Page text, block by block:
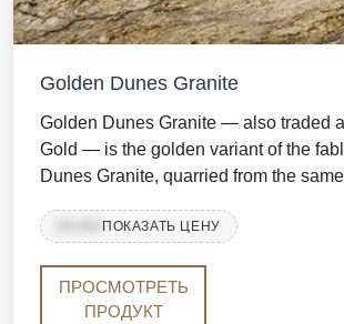
Golden Dunes Granite
Golden Dunes Granite — also traded
Gold — is the golden variant of the
Dunes Granite, quarried from the
across the slab like windblown desert
streaks. With its warm palette and
movement, it brings the luxury of an
ПОКАЗАТЬ ЦЕНУ
ПРОСМОТРЕТЬ
ПРОДУКТ